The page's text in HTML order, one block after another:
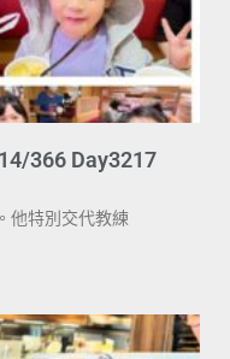
366 Day3217
他特別交代教練